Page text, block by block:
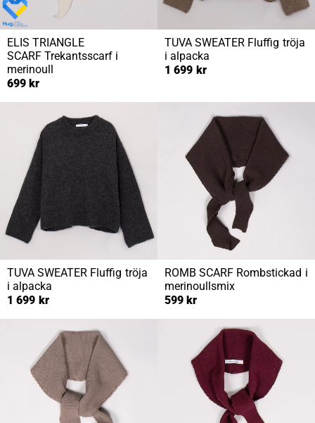
ELIS TRIANGLE
SCARF Trekantsscarf i
merinoull
699 kr
TUVA SWEATER Fluffig tröja
i alpacka
1 699 kr
TUVA SWEATER Fluffig tröja
i alpacka
1 699 kr
ROMB SCARF Rombstickad i
merinoullsmix
599 kr